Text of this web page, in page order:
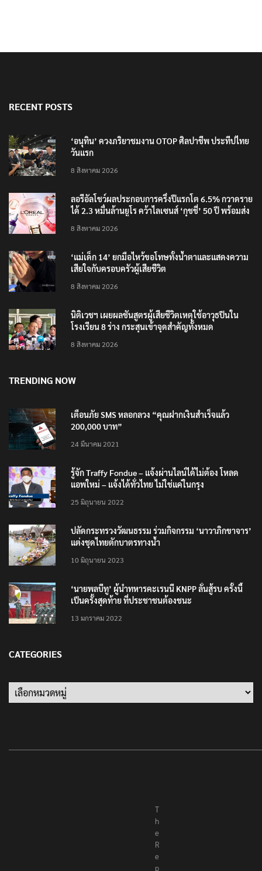
RECENT POSTS
‘อนุทิน’ ควงภริยาชมงาน OTOP ศิลปาชีพ ประทีปไทย
วันแรก
8 สิงหาคม 2026
ลอรีอัลโชว์ผลประกอบการครึ่งปีแรกโต 6.5% กวาดราย
ได้ 2.3 หมื่นล้านยูโร คว้าไลเซนส์ ‘กุชชี่’ 50 ปี พร้อมส่ง
8 สิงหาคม 2026
‘แม่เด็ก 14’ ยกมือไหว้ขอโทษทั้งน้ำตาและแสดงความ
เสียใจกับครอบครัวผู้เสียชีวิต
8 สิงหาคม 2026
นิติเวชฯ เผยผลชันสูตรผู้เสียชีวิตเหตุใช้อาวุธปืนใน
โรงเรียน 8 ร่าง กระสุนเข้าจุดสำคัญทั้งหมด
8 สิงหาคม 2026
TRENDING NOW
เตือนภัย SMS หลอกลวง “คุณฝากเงินสำเร็จแล้ว
200,000 บาท”
24 มีนาคม 2021
รู้จัก Traffy Fondue – แจ้งผ่านไลน์ได้ไม่ต้อง โหลด
แอพใหม่ – แจ้งได้ทั่วไทย ไม่ใช่แค่ในกรุง
25 มิถุนายน 2022
ปลัดกระทรวงวัฒนธรรม ร่วมกิจกรรม ‘นาวาภิกขาจาร’
แต่งชุดไทยตักบาตรทางน้ำ
10 มิถุนายน 2023
‘นายพลบีทู’ ผู้นำทหารคะเรนนี KNPP ลั่นสู้รบ ครั้งนี้
เป็นครั้งสุดท้าย ที่ประชาชนต้องชนะ
13 มกราคม 2022
CATEGORIES
Categories
T
h
e
R
e
p